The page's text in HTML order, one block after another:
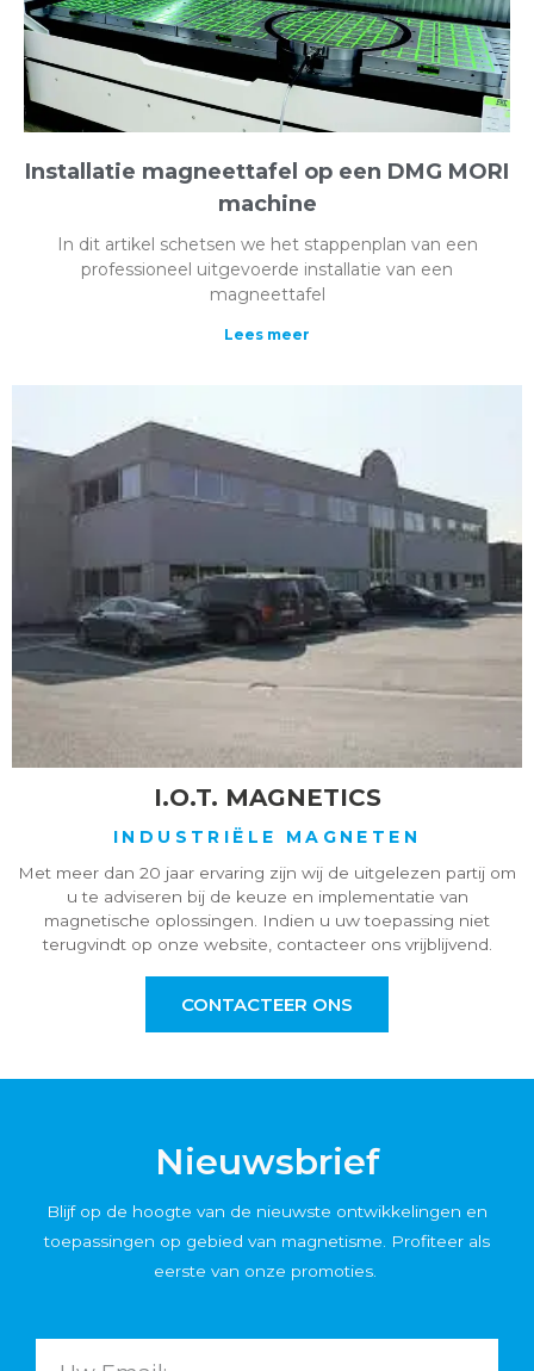
Installatie magneettafel op een DMG MORI
machine
In dit artikel schetsen we het stappenplan van een
professioneel uitgevoerde installatie van een
magneettafel
Lees meer
I.O.T. MAGNETICS
INDUSTRIËLE MAGNETEN
Met meer dan 20 jaar ervaring zijn wij de uitgelezen partij om
u te adviseren bij de keuze en implementatie van
magnetische oplossingen. Indien u uw toepassing niet
terugvindt op onze website, contacteer ons vrijblijvend.
CONTACTEER ONS
Nieuwsbrief
Blijf op de hoogte van de nieuwste ontwikkelingen en
toepassingen op gebied van magnetisme. Profiteer als
eerste van onze promoties.